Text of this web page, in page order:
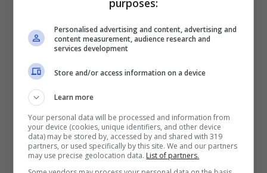
Matador per aver sfondato quota cento con il
in campionato, vero uomo dei record che, tra
l’altro è riuscito a mettere a segno una tripletta
contro tutte le grandi del calcio italiano,
mancava solo l’Inter.
invidiato del mondo però, c’è una squadra e
soprattutto un allenatore
che con il suo lavoro
ha plasmato e reso vincente tutto il gruppo. Un
lavoro lungo e meticoloso che, Coppa Italia a
parte, non ha ancora regalato i frutti che merita.
purposes:
Personalised advertising and content, advertising and
content measurement, audience research and
services development
Store and/or access information on a device
Learn more
Your personal data will be processed and information from
your device (cookies, unique identifiers, and other device
data) may be stored by, accessed by and shared with 319
partners, or used specifically by this site. We and our partners
may use precise geolocation data. List of partners.